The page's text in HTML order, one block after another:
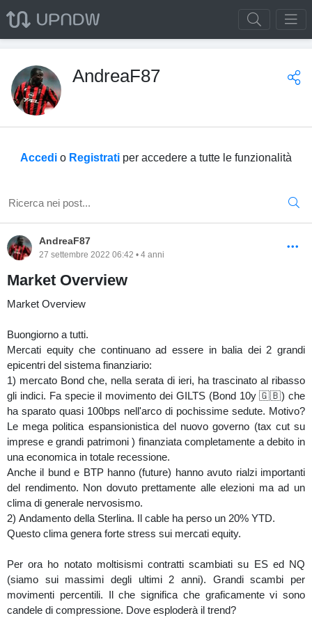
AndreaF87
Accedi o Registrati per accedere a tutte le funzionalità
AndreaF87
27 settembre 2022 06:42 • 4 anni
Market Overview
Market Overview
Buongiorno a tutti.
Mercati equity che continuano ad essere in balia dei 2 grandi
epicentri del sistema finanziario:
1) mercato Bond che, nella serata di ieri, ha trascinato al ribasso
gli indici. Fa specie il movimento dei GILTS (Bond 10y 🇬🇧) che
ha sparato quasi 100bps nell'arco di pochissime sedute. Motivo?
Le mega politica espansionistica del nuovo governo (tax cut su
imprese e grandi patrimoni ) finanziata completamente a debito in
una economica in totale recessione.
Anche il bund e BTP hanno (future) hanno avuto rialzi importanti
del rendimento. Non dovuto prettamente alle elezioni ma ad un
clima di generale nervosismo.
2) Andamento della Sterlina. Il cable ha perso un 20% YTD.
Questo clima genera forte stress sui mercati equity.
Per ora ho notato moltisismi contratti scambiati su ES ed NQ
(siamo sui massimi degli ultimi 2 anni). Grandi scambi per
movimenti percentili. Il che significa che graficamente vi sono
candele di compressione. Dove esploderà il trend?